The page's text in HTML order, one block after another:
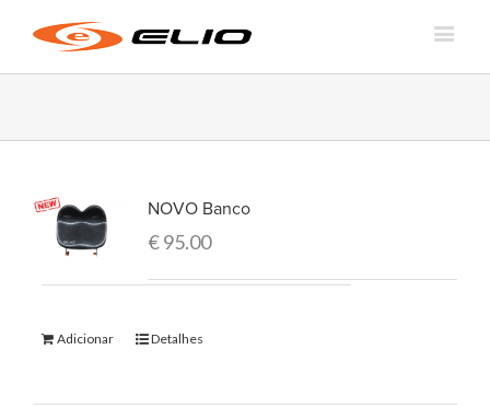
NOVO Banco
€95.00
Adicionar Detalhes